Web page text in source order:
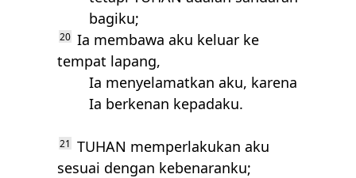
bagiku;
20 Ia membawa aku keluar ke
tempat lapang,
Ia menyelamatkan aku, karena
Ia berkenan kepadaku.
21 TUHAN memperlakukan aku
sesuai dengan kebenaranku;